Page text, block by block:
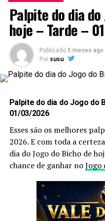
Sem mais delongas esses
do Bicho Dia 31/07/2023
Palpites do Jogo do Bicho Dia
3085 –
Dessa forma, para
diariamente, acesse
jogo do bicho hoje.
Confira Aqui
Palpite do dia
hoje – Tarde –
Publicado 5 meses ago
Por susu
Palpite do dia do Jogo do
01/03/2026
Esses são os melhores
2026. E com toda a
dia do Jogo do Bicho de
chance de ganhar noJogo